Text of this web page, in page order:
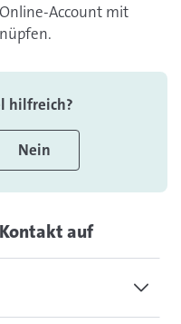
Kontakt auf
Account mit
hilfreich?
Nein